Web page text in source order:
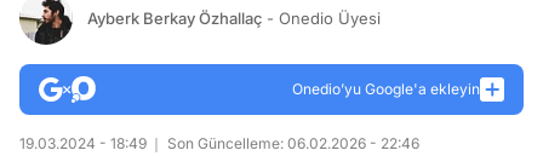
Ayberk Berkay Özhallaç - Onedio Üyesi
Onedio’yu Google'a ekleyin
19.03.2024 - 18:49 Son Güncelleme: 06.02.2026 - 22:46